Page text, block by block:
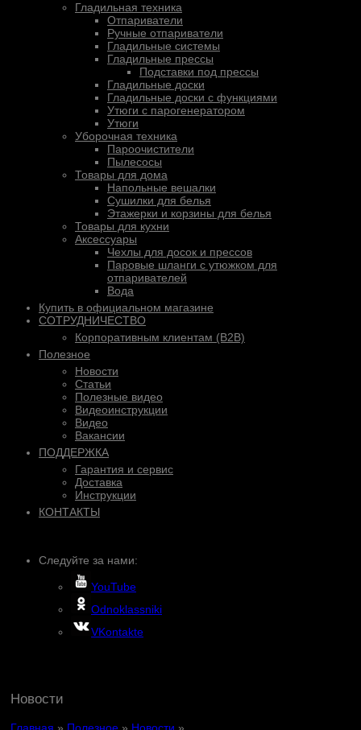
Гладильная техника
Отпариватели
Ручные отпариватели
Гладильные системы
Гладильные прессы
Подставки под прессы
Гладильные доски
Гладильные доски с функциями
Утюги с парогенератором
Утюги
Уборочная техника
Пароочистители
Пылесосы
Товары для дома
Напольные вешалки
Сушилки для белья
Этажерки и корзины для белья
Товары для кухни
Аксессуары
Чехлы для досок и прессов
Паровые шланги с утюжком для
отпаривателей
Вода
Купить в официальном магазине
СОТРУДНИЧЕСТВО
Корпоративным клиентам (B2B)
Полезное
Новости
Статьи
Полезные видео
Видеоинструкции
Видео
Вакансии
ПОДДЕРЖКА
Гарантия и сервис
Доставка
Инструкции
КОНТАКТЫ
Следуйте за нами:
YouTube
Odnoklassniki
VKontakte
Новости
Главная » Полезное » Новости »